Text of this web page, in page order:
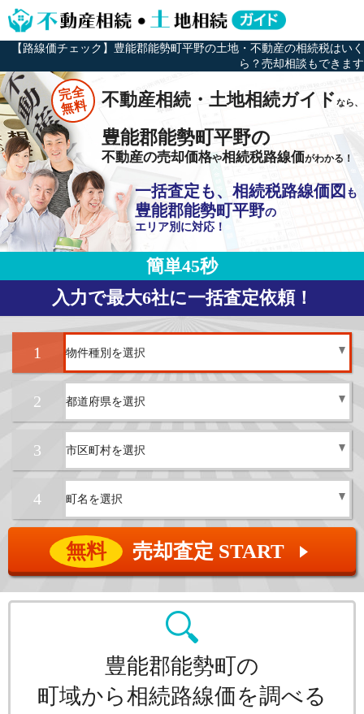
【路線価チェック】豊能郡能勢町平野の土地・不動産の相続税はいく
ら？売却相談もできます
完全
無料 不動産相続・土地相続ガイドなら、
豊能郡能勢町平野の
不動産の売却価格や相続税路線価がわかる！
一括査定も、相続税路線価図 も
豊能郡能勢町平野の
エリア別に対応！
簡単45秒
入力で最大6社に一括査定依頼！
1
2
3
4
無料 売却査定 START ▲
豊能郡能勢町の
町域から相続路線価を調べる